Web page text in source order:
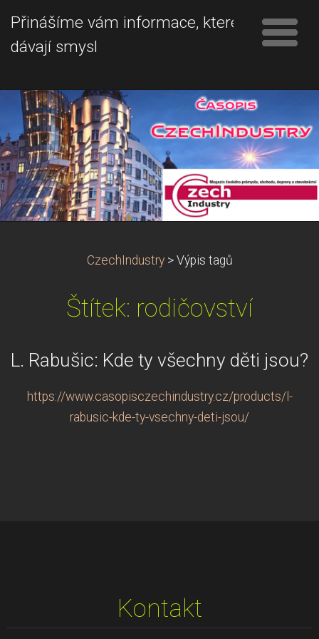
Přinášíme vám informace, které
dávají smysl
CzechIndustry > Výpis tagů
Štítek: rodičovství
L. Rabušic: Kde ty všechny děti jsou?
https://www.casopisczechindustry.cz/products/l-
rabusic-kde-ty-vsechny-deti-jsou/
Kontakt